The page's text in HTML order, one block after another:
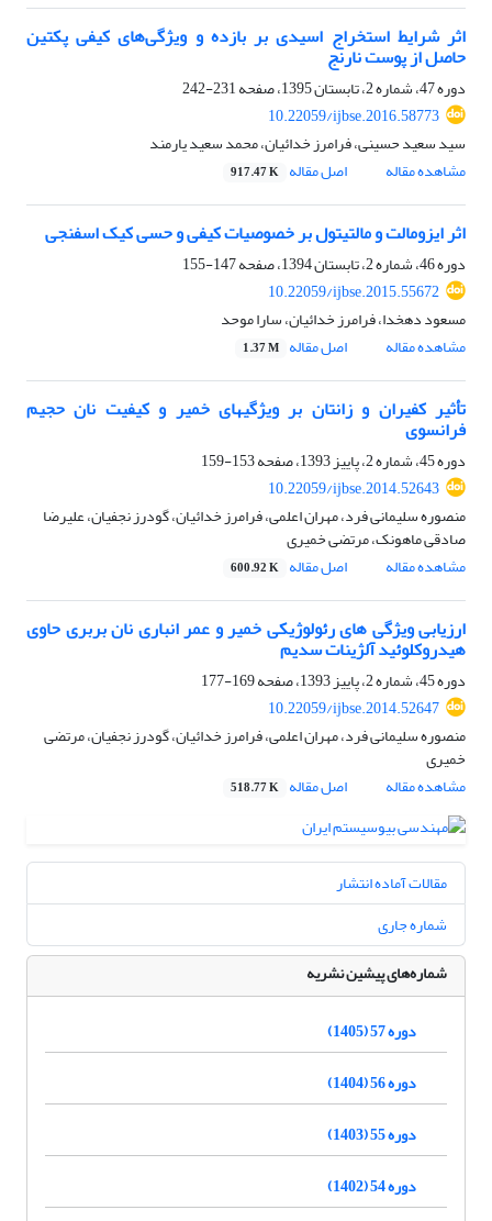
اثر شرایط استخراج اسیدی بر بازده و ویژگی‌های کیفی پکتین
حاصل از پوست نارنج
دوره 47، شماره 2، تابستان 1395، صفحه
231-242
10.22059/ijbse.2016.58773
سید سعید حسینی، فرامرز خدائیان، محمد سعید یارمند
مشاهده مقاله
اصل مقاله 917.47 K
اثر ایزومالت و مالتیتول بر خصوصیات کیفی و حسی کیک اسفنجی
دوره 46، شماره 2، تابستان 1394، صفحه
147-155
10.22059/ijbse.2015.55672
مسعود دهخدا، فرامرز خدائیان، سارا موحد
مشاهده مقاله
اصل مقاله 1.37 M
تأثیر کفیران و زانتان بر ویژگی‏های خمیر و کیفیت نان حجیم
فرانسوی
دوره 45، شماره 2، پاییز 1393، صفحه
153-159
10.22059/ijbse.2014.52643
منصوره سلیمانی فرد، مهران اعلمی، فرامرز خدائیان، گودرز نجفیان، علیرضا
صادقی ماهونک، مرتضی خمیری
مشاهده مقاله
اصل مقاله 600.92 K
ارزیابی ویژگی های رئولوژیکی خمیر و عمر انباری نان بربری حاوی
هیدروکلوئید آلژینات سدیم
دوره 45، شماره 2، پاییز 1393، صفحه
169-177
10.22059/ijbse.2014.52647
منصوره سلیمانی فرد، مهران اعلمی، فرامرز خدائیان، گودرز نجفیان، مرتضی
خمیری
مشاهده مقاله
اصل مقاله 518.77 K
مقالات آماده انتشار
شماره جاری
شماره‌های پیشین نشریه
دوره 57 (1405)
دوره 56 (1404)
دوره 55 (1403)
دوره 54 (1402)